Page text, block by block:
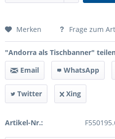
Preis anfragen
Merken Frage zum
"Andorra als Tischbanner"
Email
WhatsApp
Twitter Xing
Artikel-Nr.: